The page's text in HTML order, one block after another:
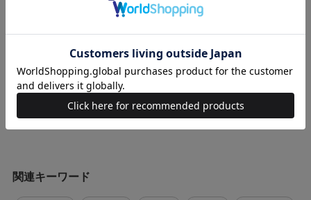
商品に関する問い合わせ
関連キーワード